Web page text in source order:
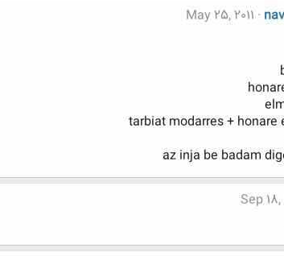
May 25, 2011
az inja be badam
Sep 18,